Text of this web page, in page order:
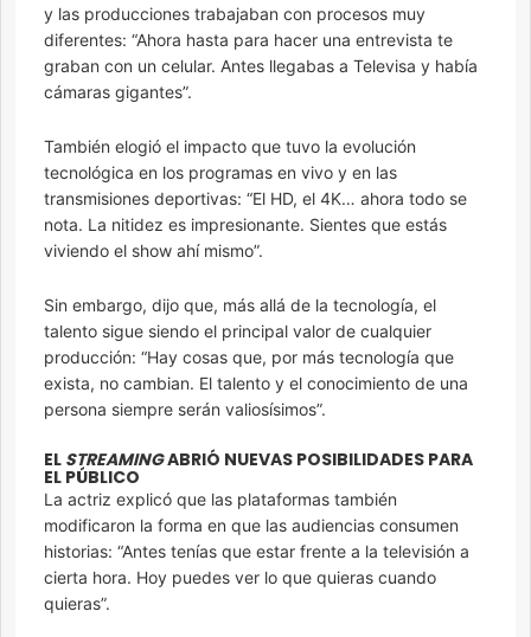
y las producciones trabajaban con procesos muy
diferentes: “Ahora hasta para hacer una entrevista te
graban con un celular. Antes llegabas a Televisa y había
cámaras gigantes”.
También elogió el impacto que tuvo la evolución
tecnológica en los programas en vivo y en las
transmisiones deportivas: “El HD, el 4K… ahora todo se
nota. La nitidez es impresionante. Sientes que estás
viviendo el show ahí mismo”.
Sin embargo, dijo que, más allá de la tecnología, el
talento sigue siendo el principal valor de cualquier
producción: “Hay cosas que, por más tecnología que
exista, no cambian. El talento y el conocimiento de una
persona siempre serán valiosísimos”.
EL STREAMINGABRIÓ NUEVAS POSIBILIDADES PARA
EL PÚBLICO
La actriz explicó que las plataformas también
modificaron la forma en que las audiencias consumen
historias: “Antes tenías que estar frente a la televisión a
cierta hora. Hoy puedes ver lo que quieras cuando
quieras”.